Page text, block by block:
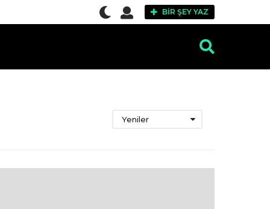
BIR ŞEY YAZ
Yeniler